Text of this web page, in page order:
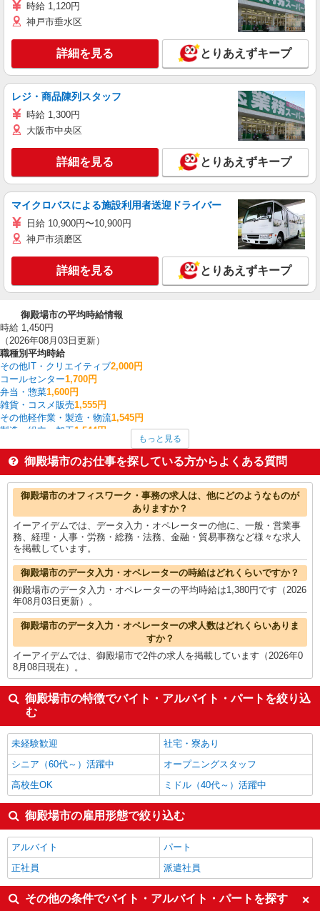
時給 1,120円
神戸市垂水区
詳細を見る とりあえずキープ
レジ・商品陳列スタッフ
時給 1,300円
大阪市中央区
詳細を見る とりあえずキープ
マイクロバスによる施設利用者送迎ドライバー
日給 10,900円〜10,900円
神戸市須磨区
詳細を見る とりあえずキープ
御殿場市の平均時給情報
時給 1,450円
（2026年08月03日更新）
職種別平均時給
その他IT・クリエイティブ2,000円
コールセンター1,700円
弁当・惣菜1,600円
雑貨・コスメ販売1,555円
その他軽作業・製造・物流1,545円
製造・組立・加工1,544円
1,543円
アパレル販売1,528円
商品管理・バイヤー1,500円
ヘルプデスク・ユーザーサポート1,500円
御殿場市の他の職種の平均時給を見る
もっと見る
御殿場市のお仕事を探している方からよくある質問
御殿場市のオフィスワーク・事務の求人は、他にどのようなものが
ありますか？
イーアイデムでは、データ入力・オペレーターの他に、一般・営業事
務、経理・人事・労務・総務・法務、金融・貿易事務など様々な求人
を掲載しています。
御殿場市のデータ入力・オペレーターの時給はどれくらいですか？
御殿場市のデータ入力・オペレーターの平均時給は1,380円です（2026
年08月03日更新）。
御殿場市のデータ入力・オペレーターの求人数はどれくらいありま
すか？
イーアイデムでは、御殿場市で2件の求人を掲載しています（2026年0
8月08日現在）。
御殿場市の特徴でバイト・アルバイト・パートを絞り込
む
未経験歓迎
社宅・寮あり
シニア（60代～）活躍中
オープニングスタッフ
高校生OK
ミドル（40代～）活躍中
御殿場市の雇用形態で絞り込む
アルバイト
パート
正社員
派遣社員
その他の条件でバイト・アルバイト・パートを探す